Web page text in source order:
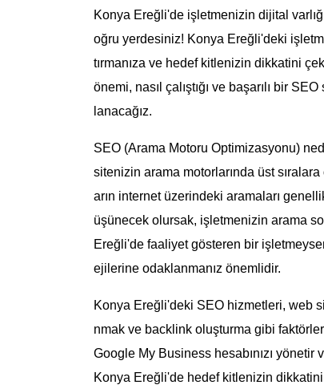
Konya Ereğli'de işletmenizin dijital
oğru yerdesiniz! Konya Ereğli'deki
tırmanıza ve hedef kitlenizin dikkatini
önemi, nasıl çalıştığı ve başarılı bir
lanacağız.
SEO (Arama Motoru Optimizasyonu)
sitenizin arama motorlarında üst
arın internet üzerindeki aramaları
üşünecek olursak, işletmenizin arama
Ereğli'de faaliyet gösteren bir
ejilerine odaklanmanız önemlidir.
Konya Ereğli'deki SEO hizmetleri, web
nmak ve backlink oluşturma gibi
Google My Business hesabınızı yönetir
Konya Ereğli'de hedef kitlenizin